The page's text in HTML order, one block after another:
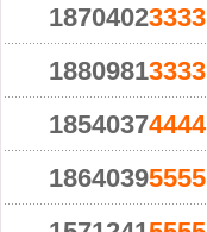
18704023333
18809813333
18540374444
18640395555